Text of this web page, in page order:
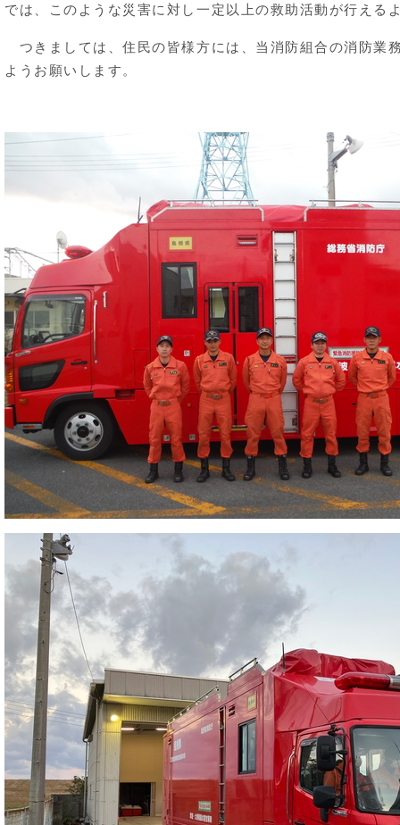
では、このような災害に対し一定以上の救助活動が行える
つきましては、住民の皆様方には、当消防組合の消防業
ようお願いします。